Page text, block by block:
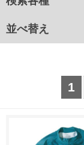
並べ替え
1